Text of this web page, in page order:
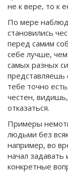
не к вере, то к
По мере
становились
перед самим
себе лучше,
самых разных
представляешь
тебе точно
честен,
отказаться.
Примеры
людьми без
например, во
начал
конкретные